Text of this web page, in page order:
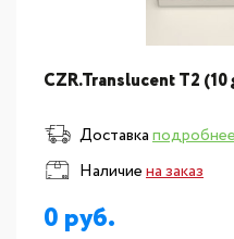
CZR.Translucent T2 (10
Доставка
Наличиена заказ
0